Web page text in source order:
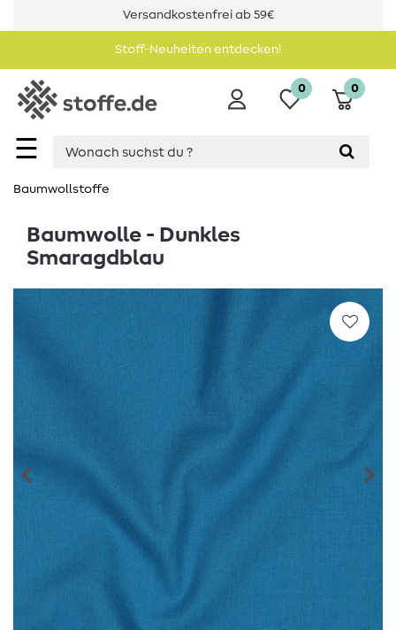
Versandkostenfrei ab 59€
Stoff-Neuheiten entdecken!
☰
0 0
Baumwollstoffe
Baumwolle - Dunkles
Smaragdblau